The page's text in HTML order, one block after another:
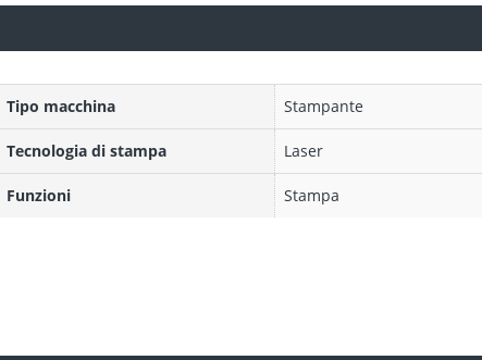
Tipo macchina Stampante
Tecnologia di stampa Laser
Funzioni Stampa